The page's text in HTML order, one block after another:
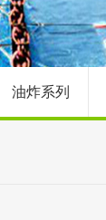
油炸系列